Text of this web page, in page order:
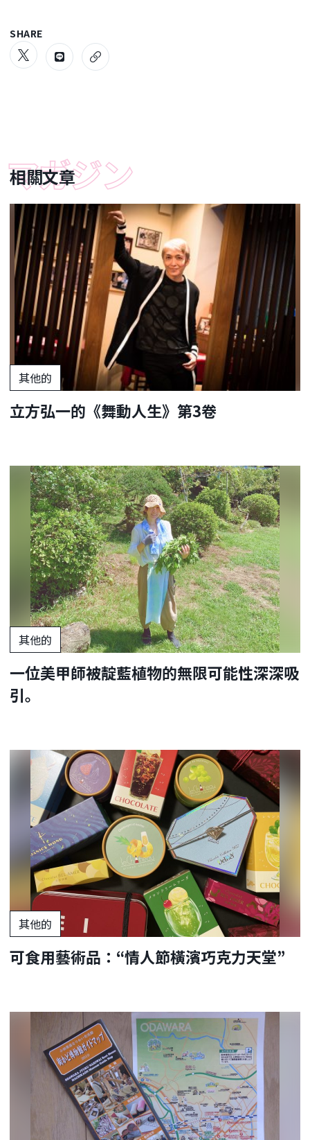
SHARE
相關文章
其他的
立方弘一的《舞動人生》第3卷
其他的
一位美甲師被靛藍植物的無限可能性深深吸
引。
其他的
可食用藝術品：“情人節橫濱巧克力天堂”